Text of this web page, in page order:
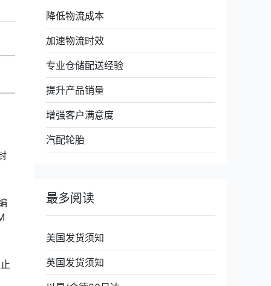
降低物流成本
加速物流时效
专业仓储配送经验
提升产品销量
增强客户满意度
汽配轮胎
最多阅读
美国发货须知
英国发货须知